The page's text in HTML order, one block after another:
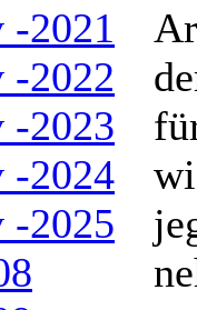
-2021
-2022
-2023
-2024
-2025